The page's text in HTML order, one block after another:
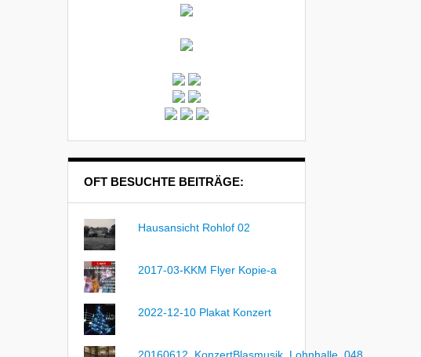
OFT BESUCHTE BEITRÄGE:
Hausansicht Rohlof 02
2017-03-KKM Flyer Kopie-a
2022-12-10 Plakat Konzert